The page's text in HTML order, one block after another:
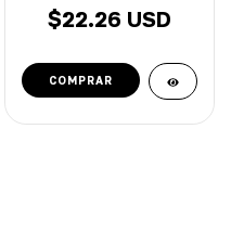
$22.26 USD